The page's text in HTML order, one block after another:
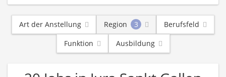
Art der Anstellung Region 3
Berufsfeld
Funktion
Ausbildung